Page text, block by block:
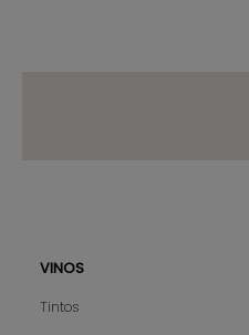
Sitemap
VINOS
Tintos